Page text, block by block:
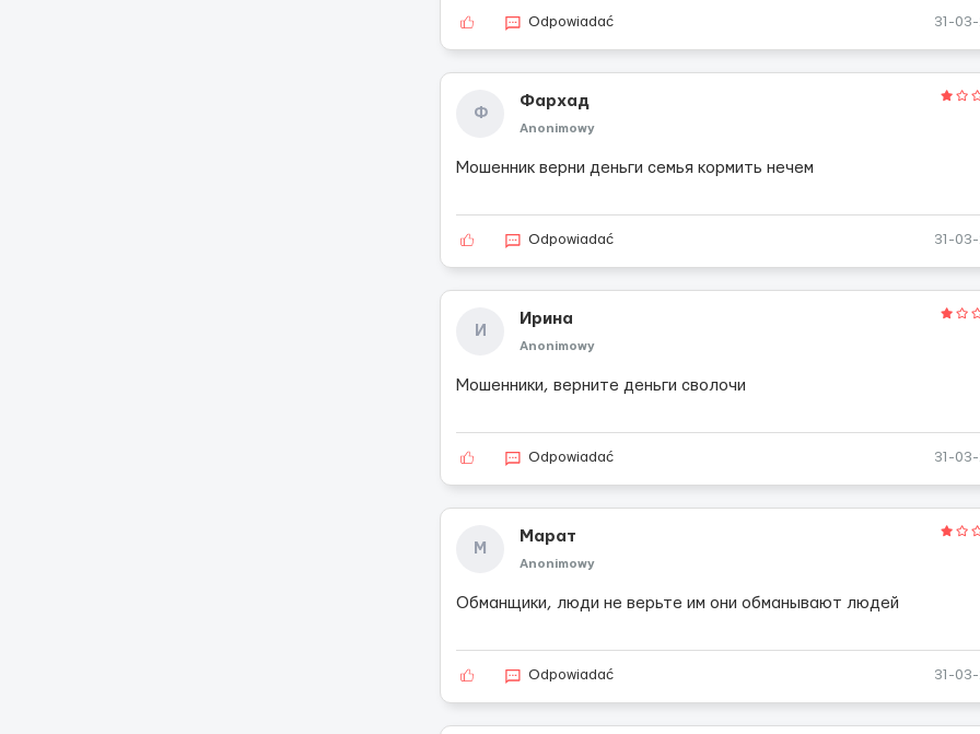
Odpowiadać 31-
Ф
Фархад
Anonimowy
Мошенник верни деньги семья кормить нечем
Odpowiadać 31-
И
Ирина
Anonimowy
Мошенники, верните деньги сволочи
Odpowiadać 31-
М
Марат
Anonimowy
Обманщики, люди не верьте им они обманывают людей
Odpowiadać 31-